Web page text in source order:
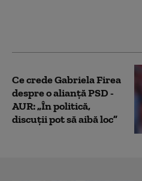
Ce crede Gabriela Firea
despre o alianță PSD -
AUR: „În politică,
discuții pot să aibă loc”